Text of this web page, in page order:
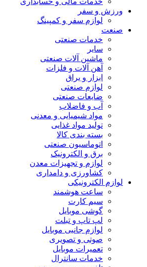
ورزش و سفر
لوازم سفر و کمپینگ
صنعت
خدمات صنعتی
سایر
ماشین آلات صنعتی
آهن آلات و فلزات
ابزار و یراق
لوازم صنعتی
ضایعات صنعتی
آب و فاضلاب
مواد شیمیایی و معدنی
تولید مواد غذایی
بسته بندی کالا
اتوماسیون صنعتی
برق و الکترونیک
لوازم و تجهیزات معدن
کشاورزی و دامداری
لوازم الکترونیکی
ساعت هوشمند
سیم کارت
گوشی موبایل
لپ تاپ و تبلت
لوازم جانبی موبایل
صوتی و تصویری
تعمیرات موبایل
خدمات سانترال